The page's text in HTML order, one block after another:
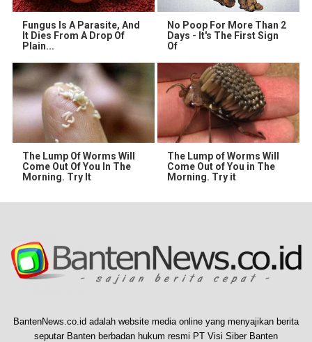
Fungus Is A Parasite, And
It Dies From A Drop Of
Plain...
No Poop For More Than 2
Days - It's The First Sign
Of
The Lump Of Worms Will
Come Out Of You In The
Morning. Try It
The Lump of Worms Will
Come Out of You in The
Morning. Try it
BantenNews.co.id adalah website media online yang menyajikan berita
seputar Banten berbadan hukum resmi PT Visi Siber Banten